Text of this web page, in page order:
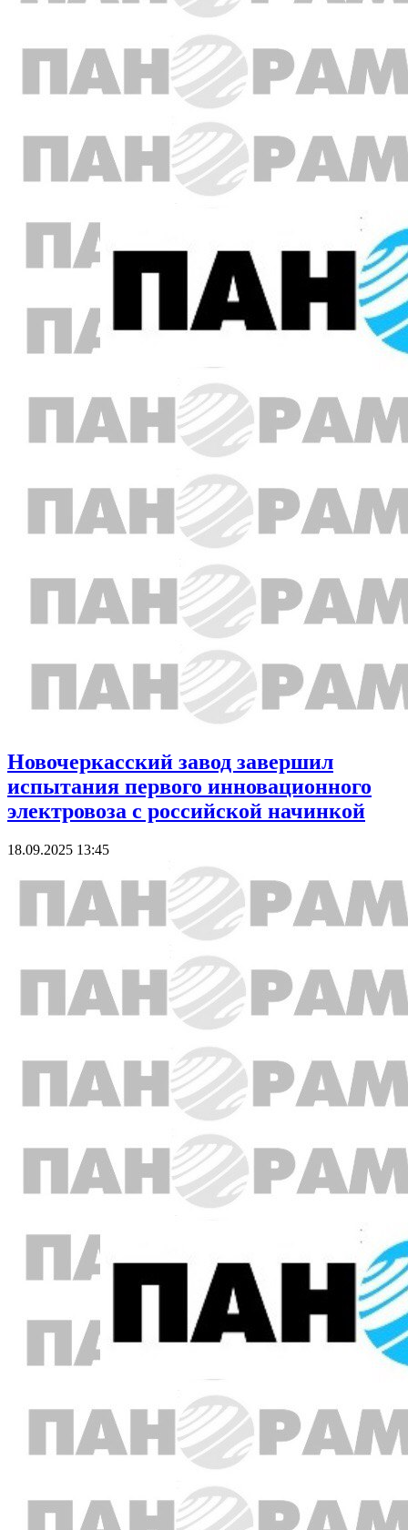
Новочеркасский завод завершил
испытания первого инновационного
электровоза с российской начинкой
18.09.2025 13:45